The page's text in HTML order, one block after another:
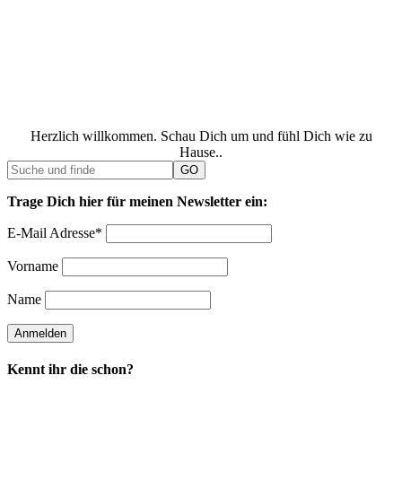
Herzlich willkommen. Schau Dich um und fühl Dich wie zu
Hause..
Trage Dich hier für meinen Newsletter ein:
E-Mail Adresse*
Vorname
Name
Kennt ihr die schon?